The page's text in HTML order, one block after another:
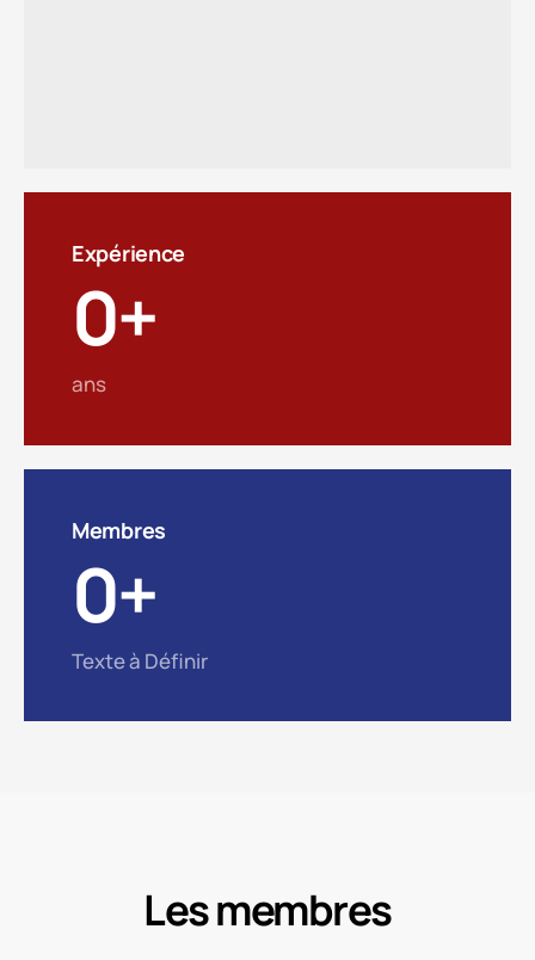
Expérience
0+
ans
Membres
0+
Texte à Définir
Les membres